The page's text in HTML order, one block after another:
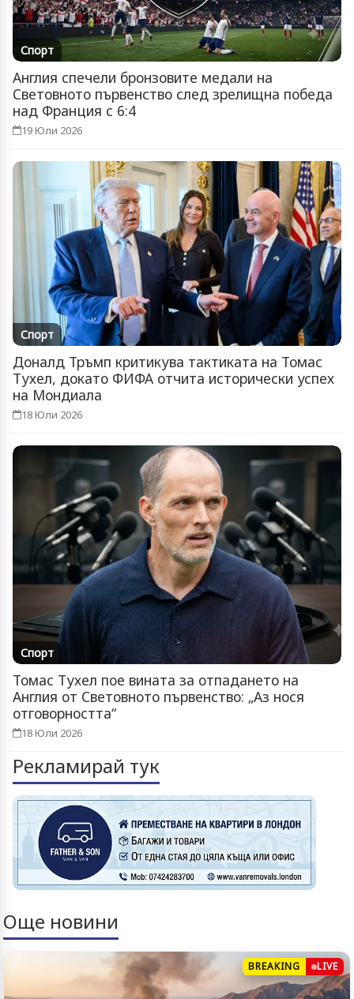
Спорт
Англия спечели бронзовите медали на
Световното първенство след зрелищна победа
над Франция с 6:4
19 Юли 2026
Спорт
Доналд Тръмп критикува тактиката на Томас
Тухел, докато ФИФА отчита исторически успех
на Мондиала
18 Юли 2026
Спорт
Томас Тухел пое вината за отпадането на
Англия от Световното първенство: „Аз нося
отговорността“
18 Юли 2026
Рекламирай тук
Още новини
BREAKING LIVE